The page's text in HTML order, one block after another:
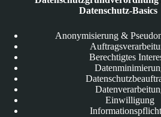
Datenschutz-Basics
Anonymisierung &
Berechtigtes
Einwilligung